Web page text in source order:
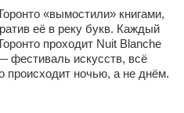
«вымостили» книгами,
её в реку букв. Каждый
проходит Nuit Blanche
фестиваль искусств, всё
происходит ночью, а не днём.